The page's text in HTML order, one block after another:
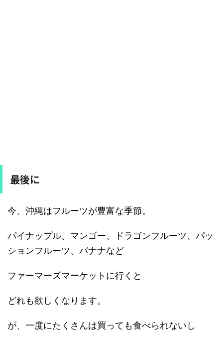
最後に
今、沖縄はフルーツが豊富な季節。
パイナップル、マンゴー、ドラゴンフルーツ、パッ
ションフルーツ、バナナなど
ファーマーズマーケットに行くと
どれも欲しくなります。
が、一度にたくさんは買っても食べられないし